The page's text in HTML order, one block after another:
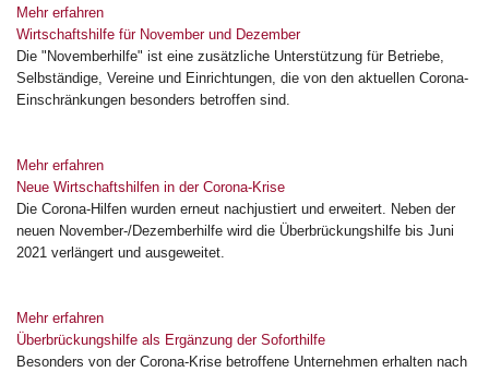
Mehr erfahren
Wirtschaftshilfe für November und Dezember
Die "Novemberhilfe" ist eine zusätzliche Unterstützung für Betriebe,
Selbständige, Vereine und Einrichtungen, die von den aktuellen Corona-
Einschränkungen besonders betroffen sind.
Mehr erfahren
Neue Wirtschaftshilfen in der Corona-Krise
Die Corona-Hilfen wurden erneut nachjustiert und erweitert. Neben der
neuen November-/Dezemberhilfe wird die Überbrückungshilfe bis Juni
2021 verlängert und ausgeweitet.
Mehr erfahren
Überbrückungshilfe als Ergänzung der Soforthilfe
Besonders von der Corona-Krise betroffene Unternehmen erhalten nach